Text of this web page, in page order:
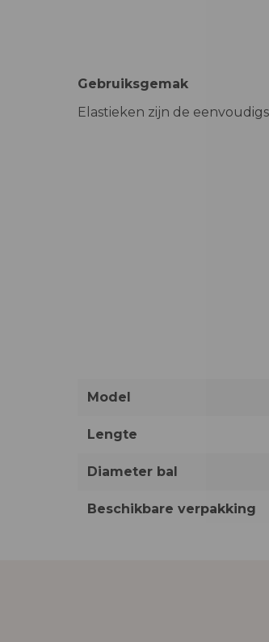
Gebruiksgemak
Elastieken zijn de
Model
Lengte
Diameter bal
Beschikbare verpakking